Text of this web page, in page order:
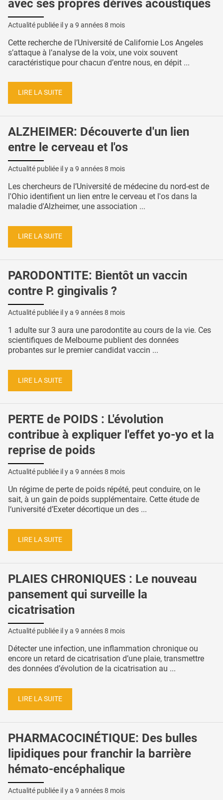
avec ses propres dérives acoustiques
Actualité publiée il y a 9 années 8 mois
Cette recherche de l’Université de Californie Los Angeles
s’attaque à l’analyse de la voix, une voix souvent
caractéristique pour chacun d’entre nous, en dépit ...
LIRE LA SUITE
ALZHEIMER: Découverte d'un lien
entre le cerveau et l'os
Actualité publiée il y a 9 années 8 mois
Les chercheurs de l’Université de médecine du nord-est de
l'Ohio identifient un lien entre le cerveau et l'os dans la
maladie d'Alzheimer, une association ...
LIRE LA SUITE
PARODONTITE: Bientôt un vaccin
contre P. gingivalis ?
Actualité publiée il y a 9 années 8 mois
1 adulte sur 3 aura une parodontite au cours de la vie. Ces
scientifiques de Melbourne publient des données
probantes sur le premier candidat vaccin ...
LIRE LA SUITE
PERTE de POIDS : L'évolution
contribue à expliquer l'effet yo-yo et la
reprise de poids
Actualité publiée il y a 9 années 8 mois
Un régime de perte de poids répété, peut conduire, on le
sait, à un gain de poids supplémentaire. Cette étude de
l‘université d’Exeter décortique un des ...
LIRE LA SUITE
PLAIES CHRONIQUES : Le nouveau
pansement qui surveille la
cicatrisation
Actualité publiée il y a 9 années 8 mois
Détecter une infection, une inflammation chronique ou
encore un retard de cicatrisation d’une plaie, transmettre
des données d’évolution de la cicatrisation au ...
LIRE LA SUITE
PHARMACOCINÉTIQUE: Des bulles
lipidiques pour franchir la barrière
hémato-encéphalique
Actualité publiée il y a 9 années 8 mois